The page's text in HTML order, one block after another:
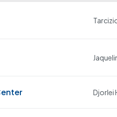
Djorlei